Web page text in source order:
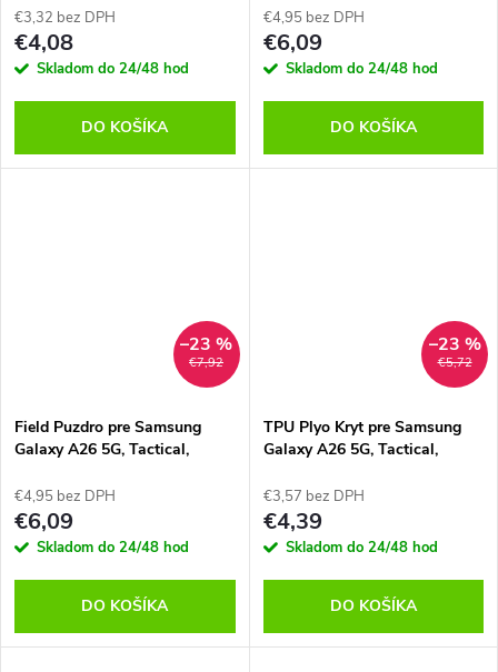
€3,32 bez DPH
€4,08
Skladom do 24/48 hod
DO KOŠÍKA
€4,95 bez DPH
€6,09
Skladom do 24/48 hod
DO KOŠÍKA
€7,92
–23 %
Field Puzdro pre Samsung
Galaxy A26 5G, Tactical,
€4,95 bez DPH
€6,09
Skladom do 24/48 hod
DO KOŠÍKA
€5,72
–23 %
TPU Plyo Kryt pre Samsung
Galaxy A26 5G, Tactical,
€3,57 bez DPH
€4,39
Skladom do 24/48 hod
DO KOŠÍKA